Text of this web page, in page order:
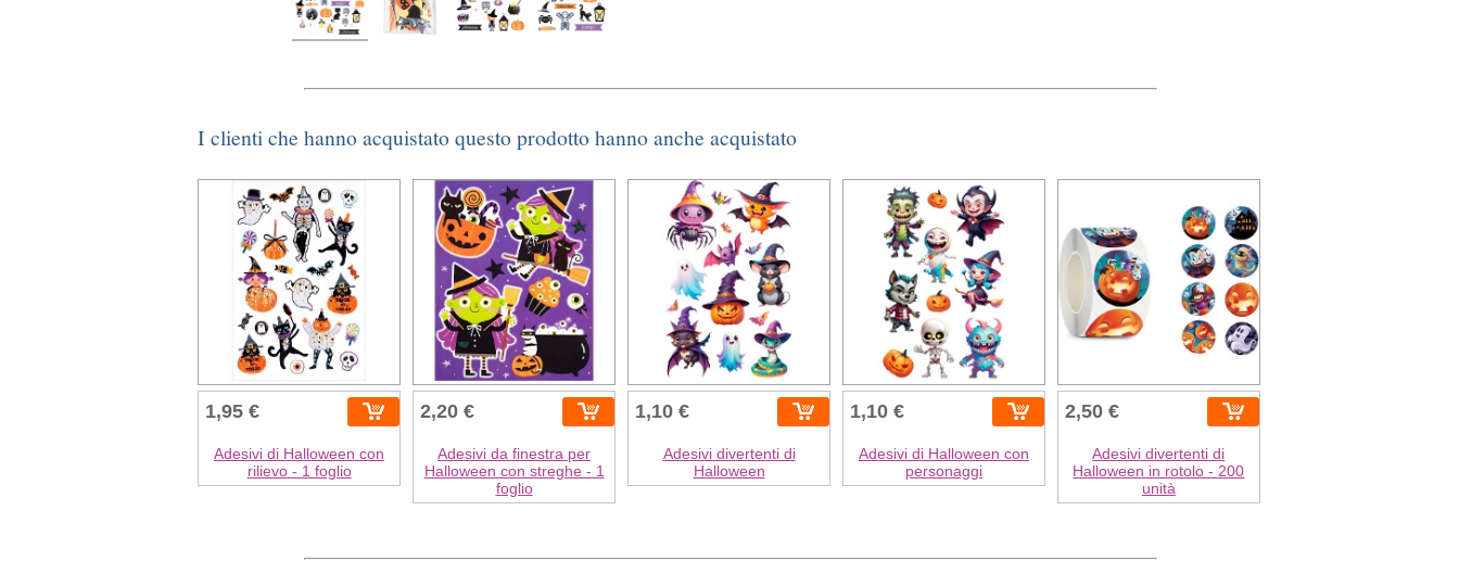
I clienti che hanno acquistato questo prodotto hanno anche acquistato
1,95 €
Adesivi di Halloween con
rilievo - 1 foglio
2,20 €
Adesivi da finestra per
Halloween con streghe - 1
foglio
1,10 €
Adesivi divertenti di
Halloween
1,10 €
Adesivi di Halloween con
personaggi
2,50 €
Adesivi divertenti di
Halloween in rotolo - 200
unità